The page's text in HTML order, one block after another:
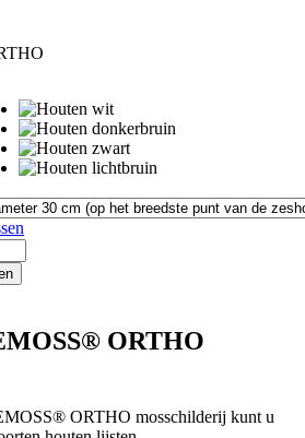
ORTHO
ORTHO mosschilderij kunt u